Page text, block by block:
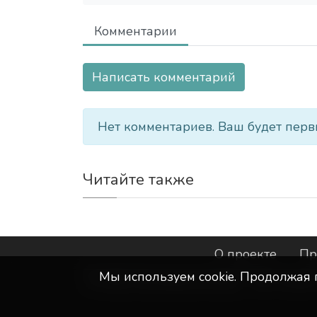
Комментарии
Написать комментарий
Нет комментариев. Ваш будет
Читайте также
О проекте
©ООО "Интернет-Курск"- Все
Мы используем сookie. Продолжая